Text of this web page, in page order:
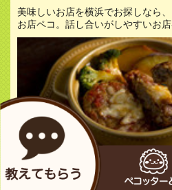
美味しいお店を横浜でお探しなら
お店ペコ。話し合いがしやすいお店